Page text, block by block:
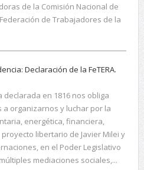
de la Comisión Nacional de
de Trabajadores de la
Declaración de la FeTERA.
en 1816 nos obliga
organizarnos y luchar por la
energética, financiera,
libertario de Javier Milei y
en el Poder Legislativo
mediaciones sociales,...